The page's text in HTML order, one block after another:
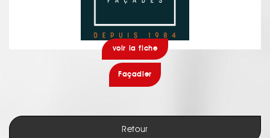
voir la fiche
Façadier
Retour